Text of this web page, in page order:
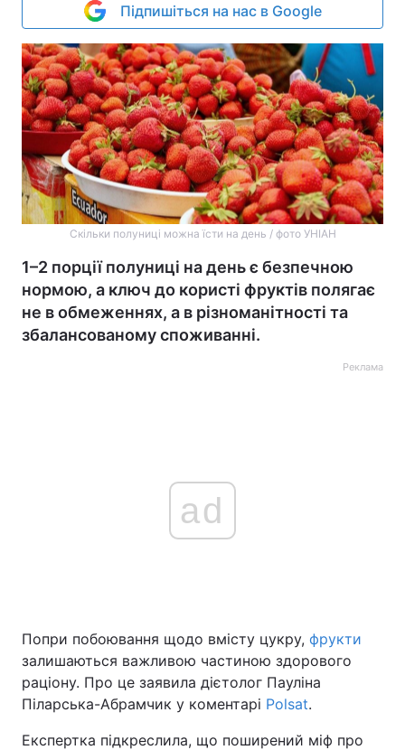
Підпишіться на нас в Google
Скільки полуниці можна їсти на день / фото УНІАН
1–2 порції полуниці на день є безпечною
нормою, а ключ до користі фруктів полягає
не в обмеженнях, а в різноманітності та
збалансованому споживанні.
Реклама
ad
Попри побоювання щодо вмісту цукру, фрукти
залишаються важливою частиною здорового
раціону. Про це заявила дієтолог Пауліна
Піларська-Абрамчик у коментарі Polsat.
Експертка підкреслила, що поширений міф про